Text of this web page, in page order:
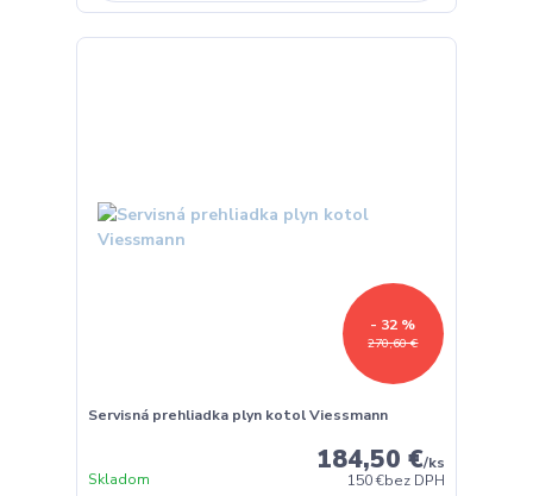
270,60 €
- 32 %
Servisná prehliadka plyn kotol Viessmann
184,50 €/ks
150 €bez DPH
Skladom